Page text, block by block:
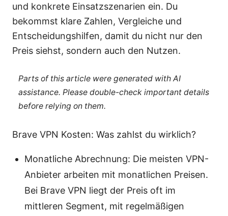
und konkrete Einsatzszenarien ein. Du
bekommst klare Zahlen, Vergleiche und
Entscheidungshilfen, damit du nicht nur den
Preis siehst, sondern auch den Nutzen.
Parts of this article were generated with AI
assistance. Please double-check important details
before relying on them.
Brave VPN Kosten: Was zahlst du wirklich?
Monatliche Abrechnung: Die meisten VPN-
Anbieter arbeiten mit monatlichen Preisen.
Bei Brave VPN liegt der Preis oft im
mittleren Segment, mit regelmäßigen